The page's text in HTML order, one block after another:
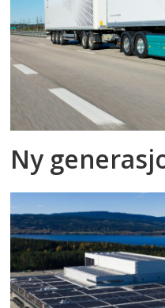
Ny